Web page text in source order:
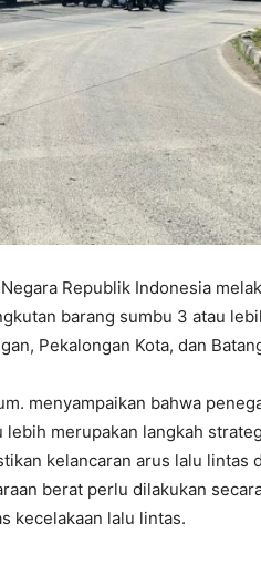
Republik Indonesia
barang sumbu 3 atau
Pekalongan Kota, dan
menyampaikan bahwa
merupakan langkah
kelancaran arus lalu lintas
berat perlu dilakukan
kecelakaan lalu lintas.